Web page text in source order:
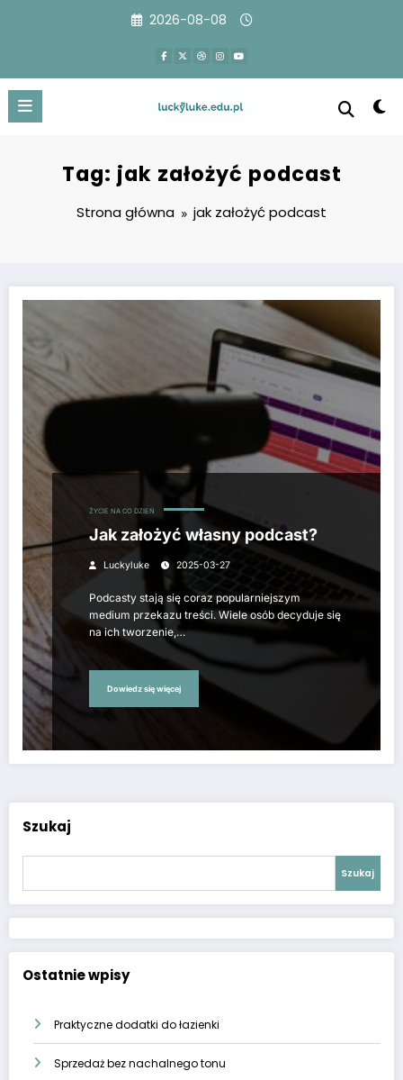
2026-08-08
Tag: jak założyć podcast
Strona główna jak założyć podcast
ŻYCIE NA CO DZIEŃ
Jak założyć własny podcast?
Luckyluke 2025-03-27
Podcasty stają się coraz popularniejszym
medium przekazu treści. Wiele osób decyduje się
na ich tworzenie,…
Dowiedz się więcej
Szukaj
Szukaj
Ostatnie wpisy
Praktyczne dodatki do łazienki
Sprzedaż bez nachalnego tonu